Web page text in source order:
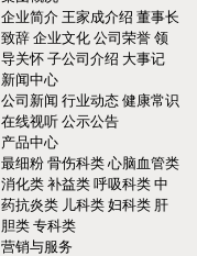
企业简介 王家成介绍 董事长
致辞 企业文化 公司荣誉 领
导关怀 子公司介绍 大事记
新闻中心
公司新闻 行业动态 健康常识
在线视听 公示公告
产品中心
最细粉 骨伤科类 心脑血管类
消化类 补益类 呼吸科类 中
药抗炎类 儿科类 妇科类 肝
胆类 专科类
营销与服务